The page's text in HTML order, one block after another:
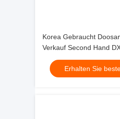
Korea Gebraucht
Verkauf Second Hand
Jindongyu Maschinen
Erhalten Sie